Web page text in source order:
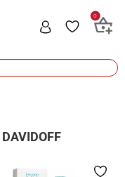
0
DAVIDOFF